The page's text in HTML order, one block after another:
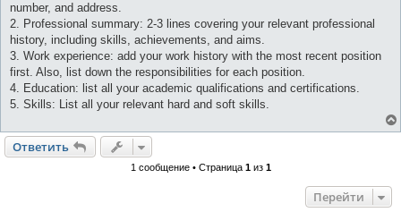
number, and address.
2. Professional summary: 2-3 lines covering your relevant professional
history, including skills, achievements, and aims.
3. Work experience: add your work history with the most recent position
first. Also, list down the responsibilities for each position.
4. Education: list all your academic qualifications and certifications.
5. Skills: List all your relevant hard and soft skills.
Ответить
1 сообщение • Страница 1из 1
Перейти